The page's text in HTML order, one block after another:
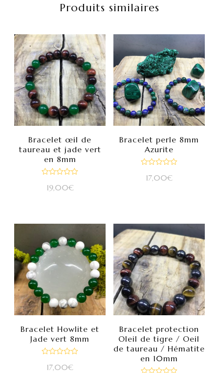
Produits similaires
Bracelet œil de
taureau et jade vert
en 8mm
19,00€
Bracelet perle 8mm
Azurite
17,00€
Bracelet Howlite et
Jade vert 8mm
17,00€
Bracelet protection
OIeil de tigre / Oeil
de taureau / Hématite
en 10mm